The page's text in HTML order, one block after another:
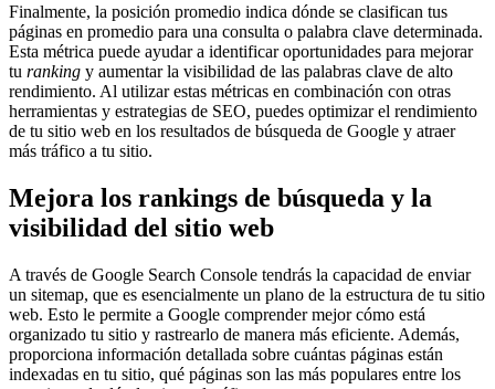
Finalmente, la posición promedio indica dónde se clasifican tus
páginas en promedio para una consulta o palabra clave determinada.
Esta métrica puede ayudar a identificar oportunidades para mejorar
tu ranking y aumentar la visibilidad de las palabras clave de alto
rendimiento. Al utilizar estas métricas en combinación con otras
herramientas y estrategias de SEO, puedes optimizar el rendimiento
de tu sitio web en los resultados de búsqueda de Google y atraer
más tráfico a tu sitio.
Mejora los rankings de búsqueda y la
visibilidad del sitio web
A través de Google Search Console tendrás la capacidad de enviar
un sitemap, que es esencialmente un plano de la estructura de tu sitio
web. Esto le permite a Google comprender mejor cómo está
organizado tu sitio y rastrearlo de manera más eficiente. Además,
proporciona información detallada sobre cuántas páginas están
indexadas en tu sitio, qué páginas son las más populares entre los